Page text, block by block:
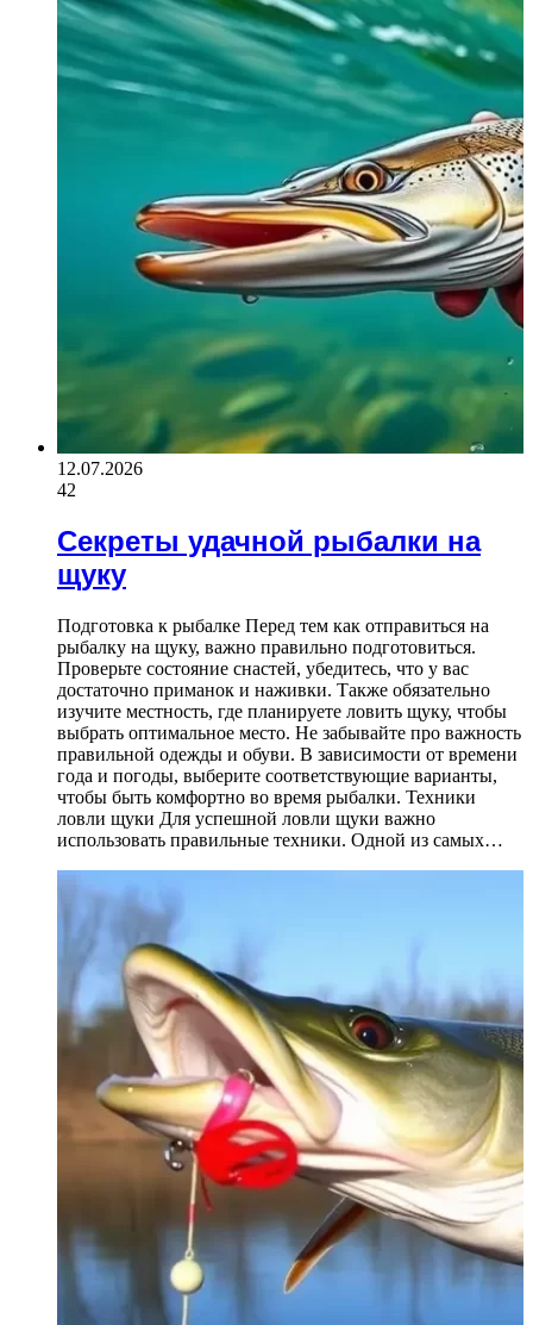
12.07.2026
42
Секреты удачной рыбалки на
щуку
Подготовка к рыбалке Перед тем как отправиться на
рыбалку на щуку, важно правильно подготовиться.
Проверьте состояние снастей, убедитесь, что у вас
достаточно приманок и наживки. Также обязательно
изучите местность, где планируете ловить щуку, чтобы
выбрать оптимальное место. Не забывайте про важность
правильной одежды и обуви. В зависимости от времени
года и погоды, выберите соответствующие варианты,
чтобы быть комфортно во время рыбалки. Техники
ловли щуки Для успешной ловли щуки важно
использовать правильные техники. Одной из самых…